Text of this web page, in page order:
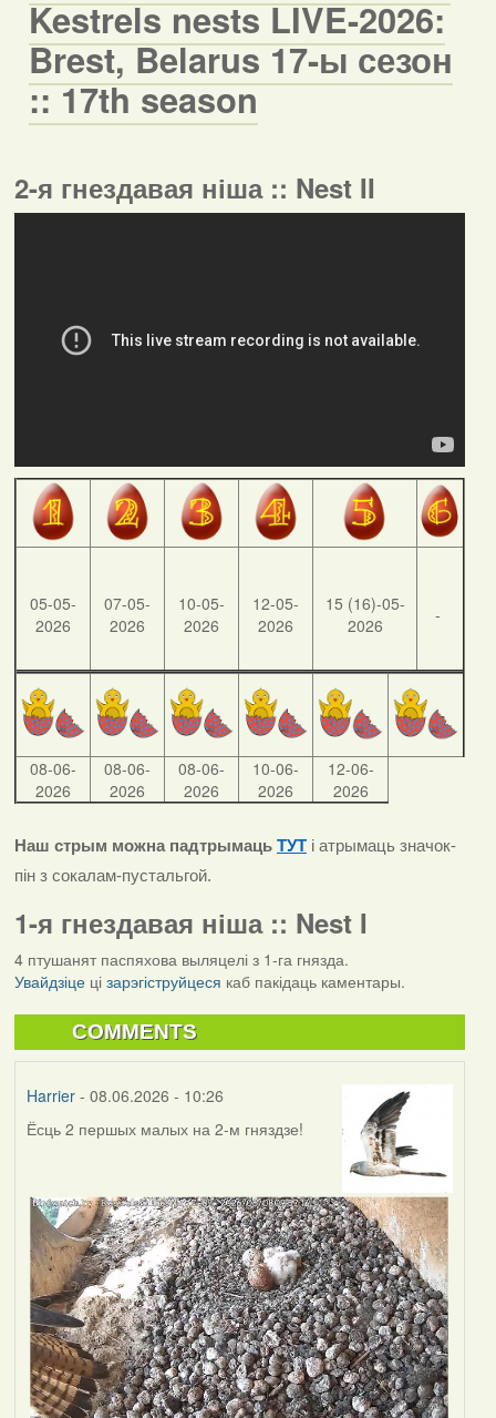
Kestrels nests LIVE-2026:
Brest, Belarus 17-ы сезон
:: 17th season
2-я гнездавая ніша :: Nest II
05-05-
2026
07-05-
2026
10-05-
2026
12-05-
2026
15 (16)-05-
2026
-
08-06-
2026
08-06-
2026
08-06-
2026
10-06-
2026
12-06-
2026
Наш стрым можна падтрымаць ТУТ і атрымаць значок-
пін з сокалам-пустальгой.
1-я гнездавая ніша :: Nest I
4 птушанят паспяхова выляцелі з 1-га гнязда.
Увайдзіцеці зарэгіструйцеся каб пакідаць каментары.
COMMENTS
Harrier- 08.06.2026 - 10:26
Ёсць 2 першых малых на 2-м гняздзе!